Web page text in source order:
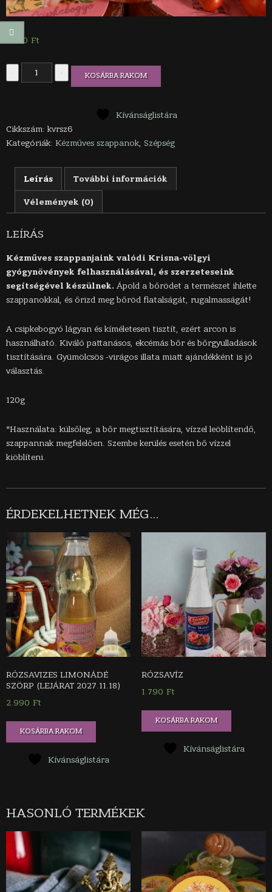
1.590 Ft
Rózsa-
csipkebogyó
KOSÁRBA RAKOM
Kívánságlistára
Cikkszám: kvrsz6
Kategóriák: Kézműves szappanok, Szépség
Leírás További információk
Vélemények (0)
LEÍRÁS
Kézműves szappanjaink valódi Krisna-völgyi
gyógynövények felhasználásával, és szerzeteseink
segítségével készülnek. Ápold a bőrödet a természet ihlette
szappanokkal, és őrizd meg bőröd fiatalságát, rugalmasságát!
A csipkebogyó lágyan és kíméletesen tisztít, ezért arcon is
használható. Kiváló pattanásos, ekcémás bőr és bőrgyulladások
tisztítására. Gyümölcsös -virágos illata miatt ajándékként is jó
választás.
120g
*Használata: külsőleg, a bőr megtisztítására, vízzel leöblítendő,
szappannak megfelelően. Szembe kerülés esetén bő vízzel
kiöblíteni.
ÉRDEKELHETNEK MÉG…
RÓZSAVIZES LIMONÁDÉ
SZÖRP (LEJÁRAT 2027.11.18)
2.990 Ft
KOSÁRBA RAKOM
Kívánságlistára
RÓZSAVÍZ
1.790 Ft
KOSÁRBA RAKOM
Kívánságlistára
HASONLÓ TERMÉKEK